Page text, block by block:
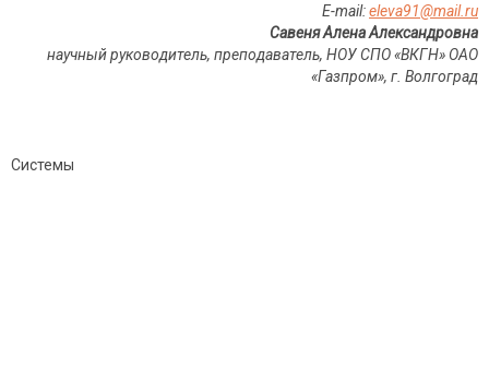
E-mail:eleva91@mail.ru
Савеня Алена Александровна
научный руководитель, преподаватель, НОУ СПО «ВКГН» ОАО
«Газпром», г. Волгоград
Системы